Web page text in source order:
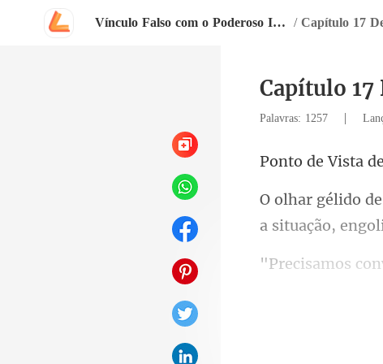
Vínculo Falso com o Poderoso Inimigo do Meu Ex / Capítulo 17
Capítulo 17
Palavras: 1257 |
Vista de
a situação, engol